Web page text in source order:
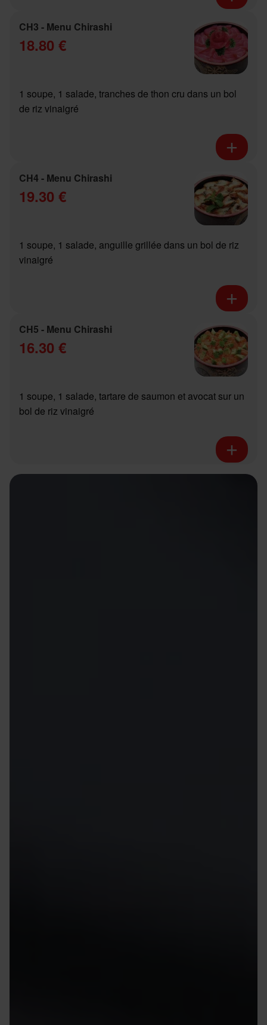
CH3 - Menu Chirashi
18.80 €
1 soupe, 1 salade, tranches de thon cru dans un bol
de riz vinaigré
CH4 - Menu Chirashi
19.30 €
1 soupe, 1 salade, anguille grillée dans un bol de riz
vinaigré
CH5 - Menu Chirashi
16.30 €
1 soupe, 1 salade, tartare de saumon et avocat sur un
bol de riz vinaigré